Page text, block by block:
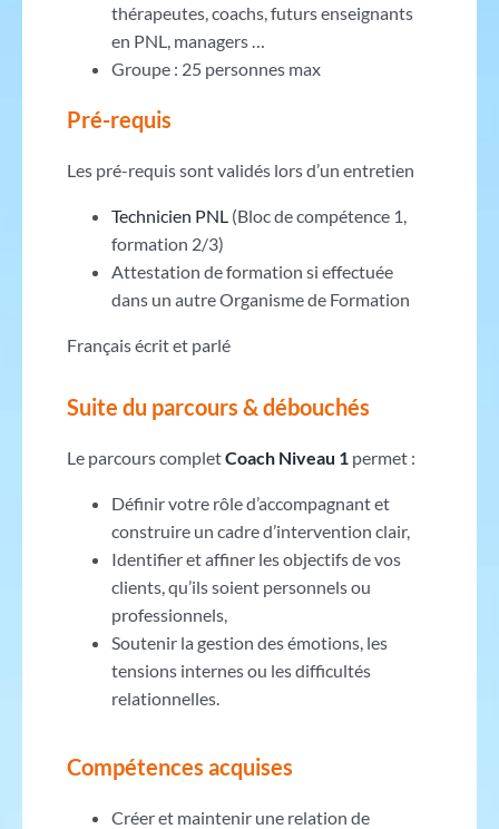
thérapeutes, coachs, futurs enseignants
en PNL, managers …
Groupe : 25 personnes max
Pré-requis
Les pré-requis sont validés lors d’un entretien
Technicien PNL (Bloc de compétence 1,
formation 2/3)
Attestation de formation si effectuée
dans un autre Organisme de Formation
Français écrit et parlé
Suite du parcours & débouchés
Le parcours completCoach Niveau 1 permet :
Définir votre rôle d’accompagnant et
construire un cadre d’intervention clair,
Identifier et affiner les objectifs de vos
clients, qu’ils soient personnels ou
professionnels,
Soutenir la gestion des émotions, les
tensions internes ou les difficultés
relationnelles.
Compétences acquises
Créer et maintenir une relation de